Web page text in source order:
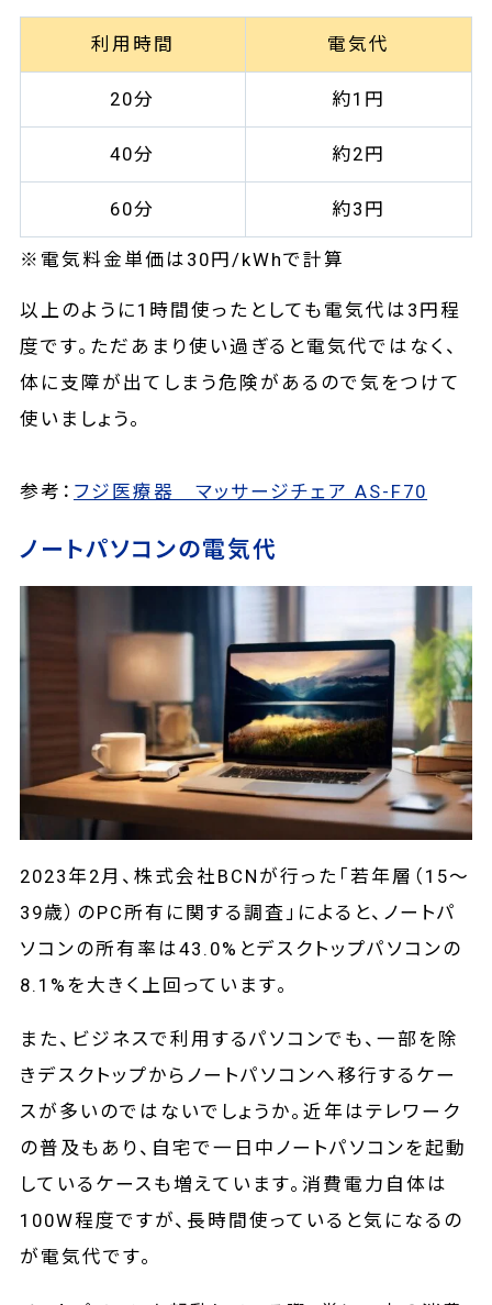
利用時間 電気代
20分 約1円
40分 約2円
60分 約3円
※電気料金単価は30円/kWhで計算
以上のように1時間使ったとしても電気代は3円程
度です。ただあまり使い過ぎると電気代ではなく、
体に支障が出てしまう危険があるので気をつけて
使いましょう。
参考： フジ医療器 マッサージチェア AS-F70
ノートパソコンの電気代
2023年2月、株式会社BCNが行った「若年層（15～
39歳）のPC所有に関する調査」によると、ノートパ
ソコンの所有率は43.0%とデスクトップパソコンの
8.1%を大きく上回っています。
また、ビジネスで利用するパソコンでも、一部を除
きデスクトップからノートパソコンへ移行するケー
スが多いのではないでしょうか。近年はテレワーク
の普及もあり、自宅で一日中ノートパソコンを起動
しているケースも増えています。消費電力自体は
100W程度ですが、長時間使っていると気になるの
が電気代です。